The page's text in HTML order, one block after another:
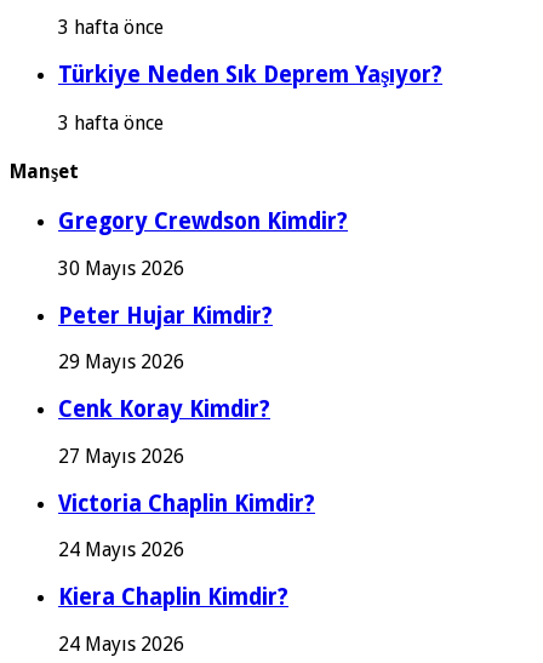
3 hafta önce
Türkiye Neden Sık Deprem Yaşıyor?
3 hafta önce
Manşet
Gregory Crewdson Kimdir?
30 Mayıs 2026
Peter Hujar Kimdir?
29 Mayıs 2026
Cenk Koray Kimdir?
27 Mayıs 2026
Victoria Chaplin Kimdir?
24 Mayıs 2026
Kiera Chaplin Kimdir?
24 Mayıs 2026